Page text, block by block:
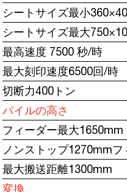
シートサイズ最小
シートサイズ最大
最高速度 7500 秒/時
最大刻印速度6500回/時
切断力400トン
パイルの高さ
フィーダー最大1650mm
ノンストップ1270mmフ
最大搬送距離1300mm
変換